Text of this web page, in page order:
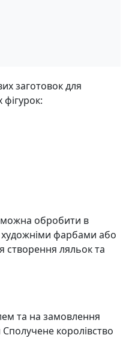
заготовок для
можна обробити в
художніми фарбами або
створення ляльок та
та на замовлення
королівство